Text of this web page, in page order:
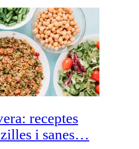
receptes
i sanes…